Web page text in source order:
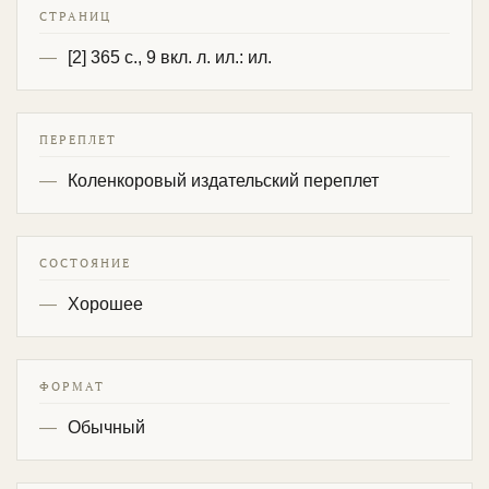
СТРАНИЦ
[2] 365 с., 9 вкл. л. ил.: ил.
ПЕРЕПЛЕТ
Коленкоровый издательский переплет
СОСТОЯНИЕ
Хорошее
ФОРМАТ
Обычный